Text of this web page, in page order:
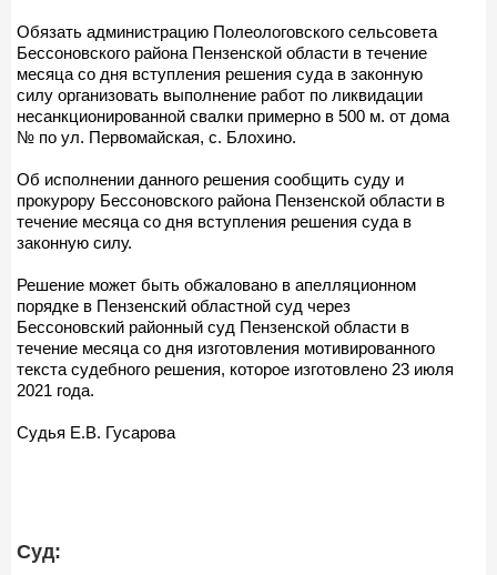
Обязать администрацию Полеологовского сельсовета
Бессоновского района Пензенской области в течение
месяца со дня вступления решения суда в законную
силу организовать выполнение работ по ликвидации
несанкционированной свалки примерно в 500 м. от дома
№ по ул. Первомайская, с. Блохино.
Об исполнении данного решения сообщить суду и
прокурору Бессоновского района Пензенской области в
течение месяца со дня вступления решения суда в
законную силу.
Решение может быть обжаловано в апелляционном
порядке в Пензенский областной суд через
Бессоновский районный суд Пензенской области в
течение месяца со дня изготовления мотивированного
текста судебного решения, которое изготовлено 23 июля
2021 года.
Судья Е.В. Гусарова
Суд: